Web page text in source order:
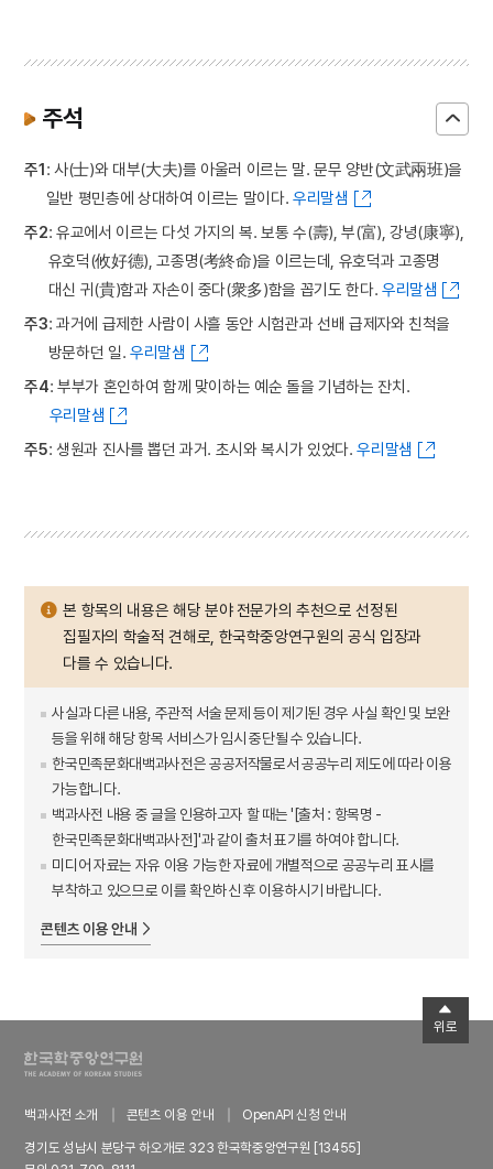
주석
주1: 사(士)와 대부(大夫)를 아울러 이르는 말. 문무 양반(文武兩班)을
일반 평민층에 상대하여 이르는 말이다.우리말샘
주2: 유교에서 이르는 다섯 가지의 복. 보통 수(壽), 부(富), 강녕(康寧),
유호덕(攸好德), 고종명(考終命)을 이르는데, 유호덕과 고종명
대신 귀(貴)함과 자손이 중다(衆多)함을 꼽기도 한다. 우리말샘
주3: 과거에 급제한 사람이 사흘 동안 시험관과 선배 급제자와 친척을
방문하던 일. 우리말샘
주4: 부부가 혼인하여 함께 맞이하는 예순 돌을 기념하는 잔치.
우리말샘
주5: 생원과 진사를 뽑던 과거. 초시와 복시가 있었다.우리말샘
본 항목의 내용은 해당 분야 전문가의 추천으로 선정된
집필자의 학술적 견해로, 한국학중앙연구원의 공식 입장과
다를 수 있습니다.
사실과 다른 내용, 주관적 서술 문제 등이 제기된 경우 사실 확인 및 보완
등을 위해 해당 항목 서비스가 임시 중단될 수 있습니다.
한국민족문화대백과사전은 공공저작물로서 공공누리 제도에 따라 이용
가능합니다.
백과사전 내용 중 글을 인용하고자 할 때는 '[출처 : 항목명 -
한국민족문화대백과사전]'과 같이 출처 표기를 하여야 합니다.
미디어 자료는 자유 이용 가능한 자료에 개별적으로 공공누리 표시를
부착하고 있으므로 이를 확인하신 후 이용하시기 바랍니다.
콘텐츠 이용 안내
백과사전 소개 콘텐츠 이용 안내
OpenAPI 신청 안내
경기도 성남시 분당구 하오개로 323 한국학중앙연구원 [13455]
위로